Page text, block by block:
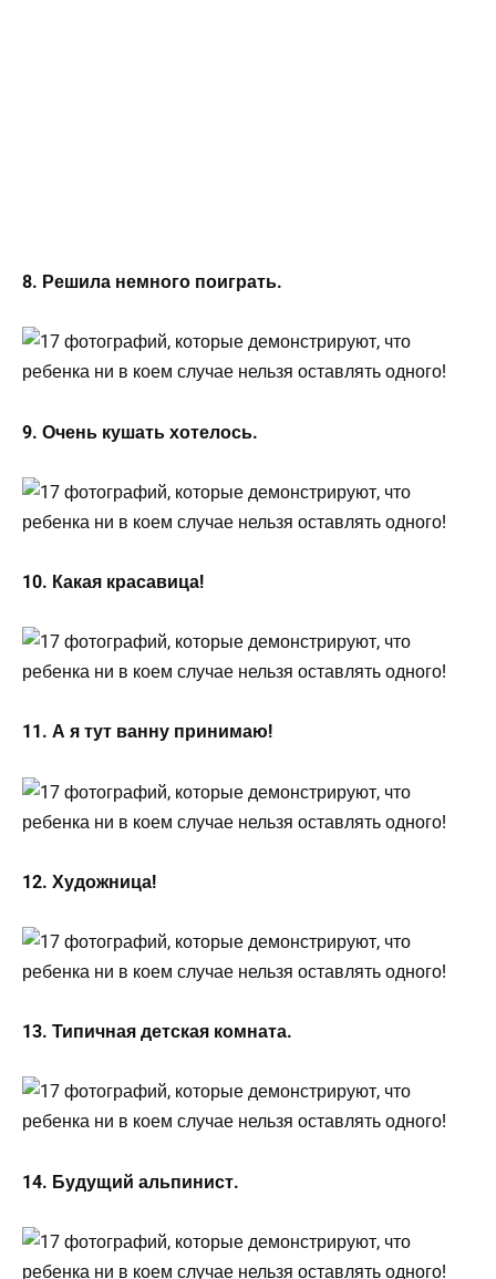
8. Решила немного поиграть.
9. Очень кушать хотелось.
10. Какая красавица!
11. А я тут ванну принимаю!
12. Художница!
13. Типичная детская комната.
14. Будущий альпинист.